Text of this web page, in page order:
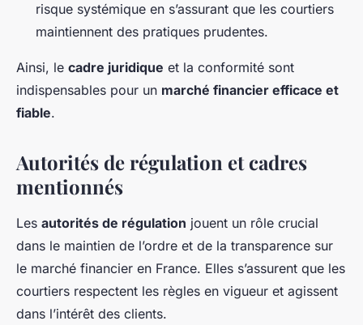
risque systémique en s’assurant que les courtiers
maintiennent des pratiques prudentes.
Ainsi, le cadre juridique et la conformité sont
indispensables pour un marché financier efficace et
fiable.
Autorités de régulation et cadres
mentionnés
Les autorités de régulation jouent un rôle crucial
dans le maintien de l’ordre et de la transparence sur
le marché financier en France. Elles s’assurent que les
courtiers respectent les règles en vigueur et agissent
dans l’intérêt des clients.